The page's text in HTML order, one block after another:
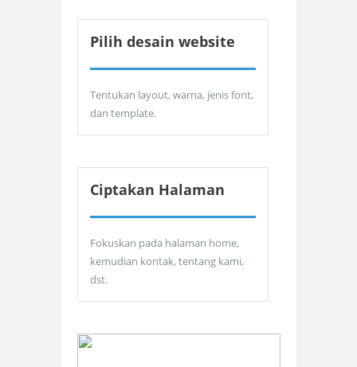
Pilih desain website
Tentukan layout, warna, jenis font,
dan template.
Ciptakan Halaman
Fokuskan pada halaman home,
kemudian kontak, tentang kami,
dst.